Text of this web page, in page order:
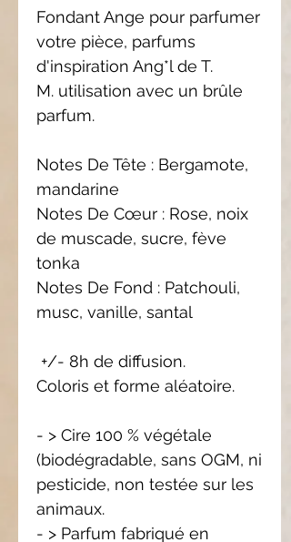
Fondant Ange pour parfumer
votre pièce, parfums
d'inspiration Ang*l de T.
M. utilisation avec un brûle
parfum.
Notes De Tête : Bergamote,
mandarine
Notes De Cœur : Rose, noix
de muscade, sucre, fève
tonka
Notes De Fond : Patchouli,
musc, vanille, santal
+/- 8h de diffusion.
Coloris et forme aléatoire.
- > Cire 100 % végétale
(biodégradable, sans OGM, ni
pesticide, non testée sur les
animaux.
- > Parfum fabriqué en